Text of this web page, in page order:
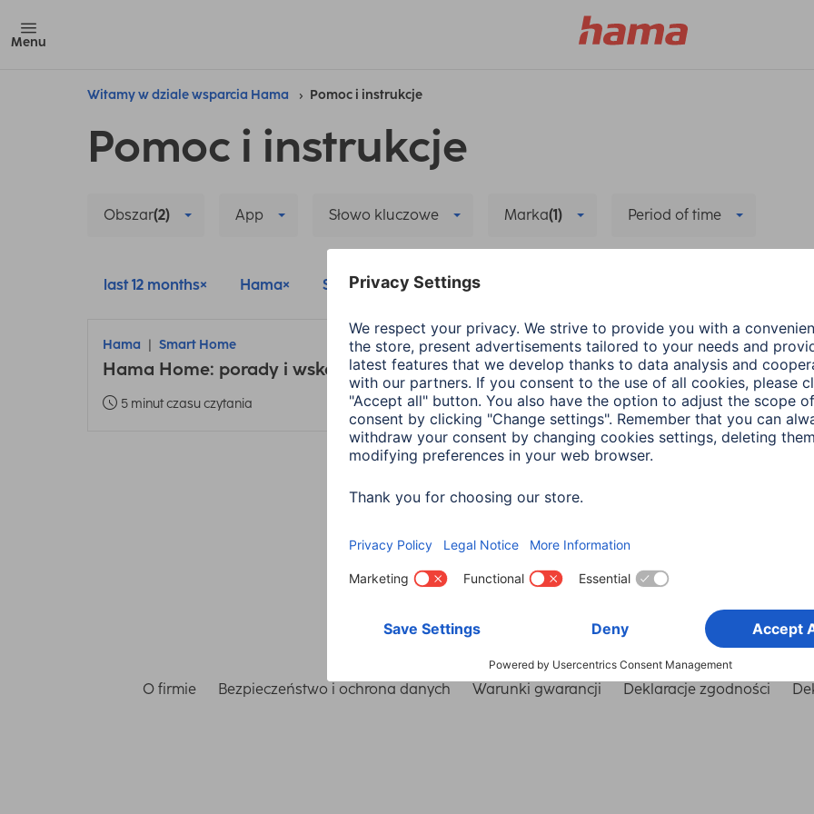
Menu
Witamy w dziale wsparcia Hama Pomoc i instrukcje
Pomoc i instrukcje
Obszar(2) App Słowo kluczowe Marka(1) Period of time
last 12 months Hama Smart Home Delete all filters
Hama Smart Home
Hama Home: porady i wskazówki dotyczące nowej aplikacji
5 minut czasu czytania
O firmie Bezpieczeństwo i ochrona danych Warunki gwarancji Deklaracje zgodności